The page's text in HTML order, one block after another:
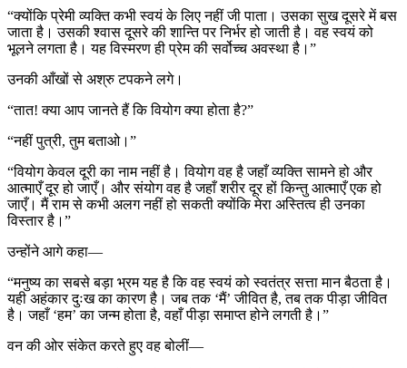
“क्योंकि प्रेमी व्यक्ति कभी स्वयं के लिए नहीं जी पाता। उसका सुख दूसरे में बस
जाता है। उसकी श्वास दूसरे की शान्ति पर निर्भर हो जाती है। वह स्वयं को
भूलने लगता है। यह विस्मरण ही प्रेम की सर्वोच्च अवस्था है।”
उनकी आँखों से अश्रु टपकने लगे।
“तात! क्या आप जानते हैं कि वियोग क्या होता है?”
“नहीं पुत्री, तुम बताओ।”
“वियोग केवल दूरी का नाम नहीं है। वियोग वह है जहाँ व्यक्ति सामने हो और
आत्माएँ दूर हो जाएँ। और संयोग वह है जहाँ शरीर दूर हों किन्तु आत्माएँ एक हो
जाएँ। मैं राम से कभी अलग नहीं हो सकती क्योंकि मेरा अस्तित्व ही उनका
विस्तार है।”
उन्होंने आगे कहा—
“मनुष्य का सबसे बड़ा भ्रम यह है कि वह स्वयं को स्वतंत्र सत्ता मान बैठता है।
यही अहंकार दुःख का कारण है। जब तक ‘मैं’ जीवित है, तब तक पीड़ा जीवित
है। जहाँ ‘हम’ का जन्म होता है, वहाँ पीड़ा समाप्त होने लगती है।”
वन की ओर संकेत करते हुए वह बोलीं—